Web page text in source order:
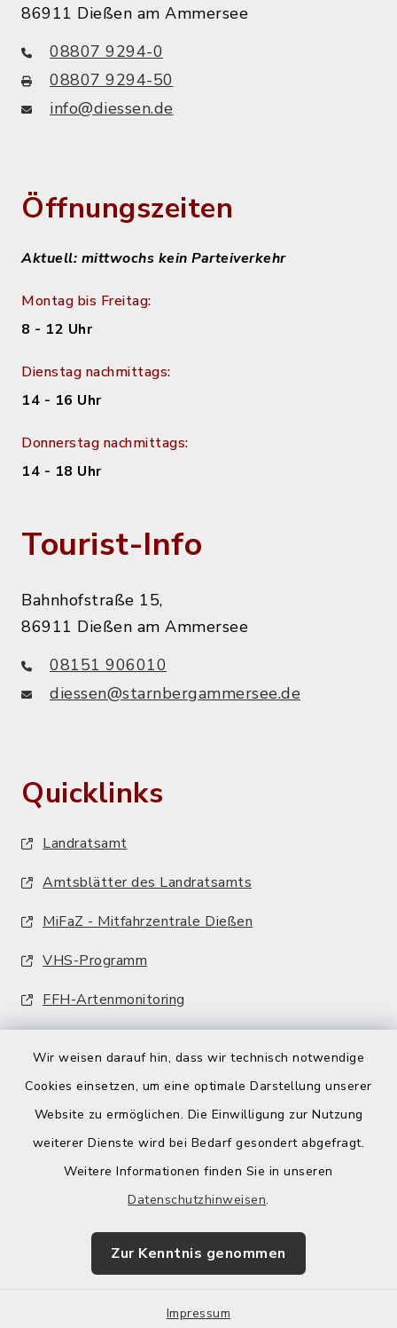
Wir weisen darauf hin, dass wir technisch notwendige
Cookies einsetzen, um eine optimale Darstellung unserer
Website zu ermöglichen. Die Einwilligung zur Nutzung
weiterer Dienste wird bei Bedarf gesondert abgefragt.
Weitere Informationen finden Sie in unseren
Datenschutzhinweisen.
Zur Kenntnis genommen
Impressum
86911 Dießen am Ammersee
08807 9294-0
08807 9294-50
info@diessen.de
Öffnungszeiten
Aktuell: mittwochs kein Parteiverkehr
Montag bis Freitag:
8 - 12 Uhr
Dienstag nachmittags:
14 - 16 Uhr
Donnerstag nachmittags:
14 - 18 Uhr
Tourist-Info
Bahnhofstraße 15,
86911 Dießen am Ammersee
08151 906010
diessen@starnbergammersee.de
Quicklinks
Landratsamt
Amtsblätter des Landratsamts
MiFaZ - Mitfahrzentrale Dießen
VHS-Programm
FFH-Artenmonitoring
Barrierefreiheit
Sitemap